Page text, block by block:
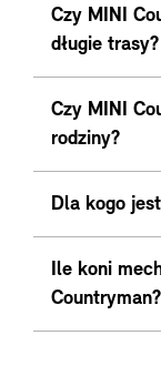
Czy MINI
długie trasy?
Czy MINI
rodziny?
Dla kogo
Ile koni
Countryman?